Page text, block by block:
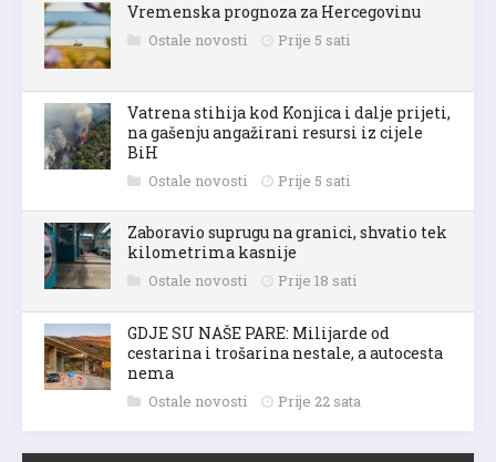
Vremenska prognoza za Hercegovinu
Ostale novosti Prije 5 sati
Vatrena stihija kod Konjica i dalje prijeti,
na gašenju angažirani resursi iz cijele
BiH
Ostale novosti Prije 5 sati
Zaboravio suprugu na granici, shvatio tek
kilometrima kasnije
Ostale novosti Prije 18 sati
GDJE SU NAŠE PARE: Milijarde od
cestarina i trošarina nestale, a autocesta
nema
Ostale novosti Prije 22 sata